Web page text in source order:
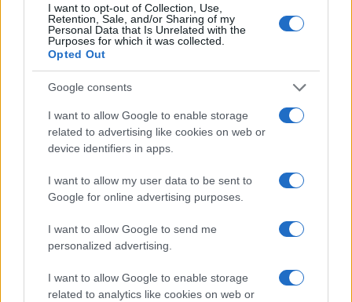
I want to opt-out of Collection, Use,
Retention, Sale, and/or Sharing of my
Personal Data that Is Unrelated with the
Purposes for which it was collected.
Opted Out
Google consents
I want to allow Google to enable storage
related to advertising like cookies on web or
device identifiers in apps.
I want to allow my user data to be sent to
Google for online advertising purposes.
I want to allow Google to send me
personalized advertising.
I want to allow Google to enable storage
related to analytics like cookies on web or
Entra nel canale telegram di
GalluraOggi.it
Ricevi le nostre ultime news
daGoogle News
Condividi l'articolo